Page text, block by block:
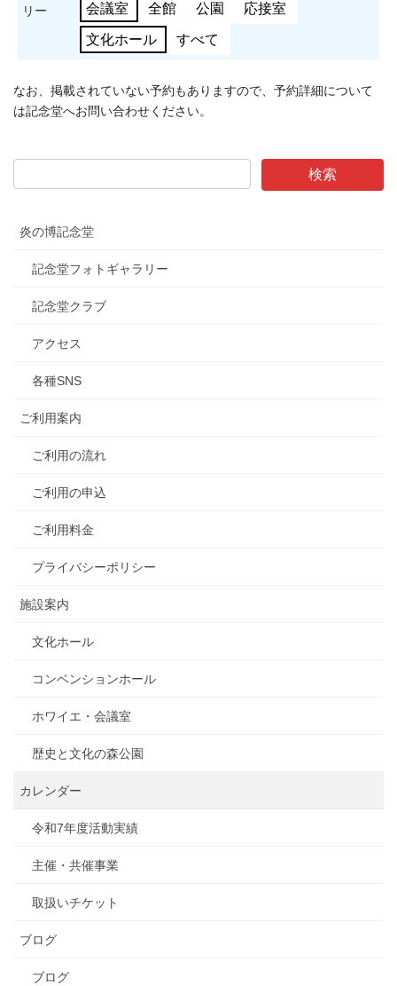
リー
会議室 全館 公園 応接室
文化ホール すべて
なお、掲載されていない予約もありますので、予約詳細について
は記念堂へお問い合わせください。
炎の博記念堂
記念堂フォトギャラリー
記念堂クラブ
アクセス
各種SNS
ご利用案内
ご利用の流れ
ご利用の申込
ご利用料金
プライバシーポリシー
施設案内
文化ホール
コンベンションホール
ホワイエ・会議室
歴史と文化の森公園
カレンダー
令和7年度活動実績
主催・共催事業
取扱いチケット
ブログ
ブログ